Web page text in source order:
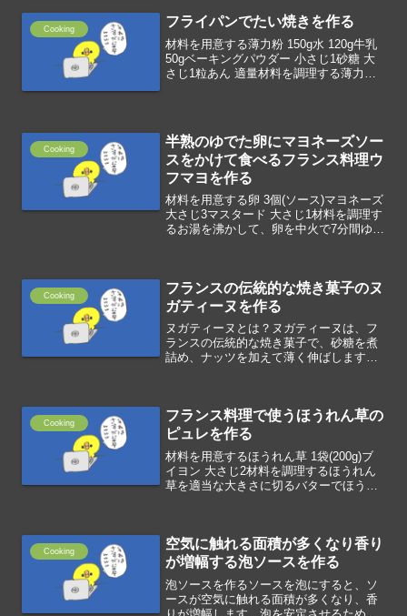
熱で...
Cooking フライパンでたい焼きを作る
材料を用意する薄力粉 150g水 120g牛乳
50gベーキングパウダー 小さじ1砂糖 大
さじ1粒あん 適量材料を調理する薄力
く...
Cooking
半熟のゆでた卵にマヨネーズソー
スをかけて食べるフランス料理ウ
フマヨを作る
材料を用意する卵 3個(ソース)マヨネーズ
大さじ3マスタード 大さじ1材料を調理す
るお湯を沸かして、卵を中火で7分間ゆ
Cooking
フランスの伝統的な焼き菓子のヌ
ガティーヌを作る
ヌガティーヌとは？ヌガティーヌは、フ
ランスの伝統的な焼き菓子で、砂糖を煮
詰め、ナッツを加えて薄く伸ばします。
Cooking
フランス料理で使うほうれん草の
ピュレを作る
材料を用意するほうれん草 1袋(200g)ブ
イヨン 大さじ2材料を調理するほうれん
草を適当な大きさに切るバターでほうれ
Cooking
空気に触れる面積が多くなり香り
が増幅する泡ソースを作る
泡ソースを作るソースを泡にすると、ソ
ースが空気に触れる面積が多くなり、香